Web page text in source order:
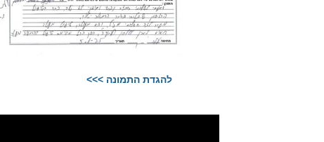
להגדת התמונה >>>